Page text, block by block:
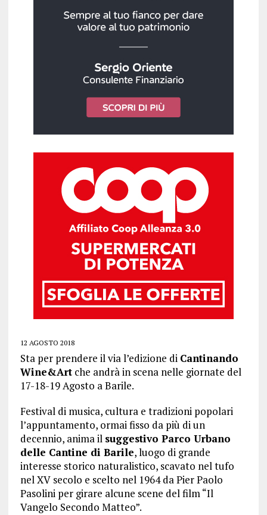
12 AGOSTO 2018
Sta per prendere il via l’edizione di Cantinando
Wine&Artche andrà in scena nelle giornate del
17-18-19 Agosto a Barile.
Festival di musica, cultura e tradizioni popolari
l’appuntamento, ormai fisso da più di un
decennio, anima il suggestivo Parco Urbano
delle Cantine di Barile, luogo di grande
interesse storico naturalistico, scavato nel tufo
nel XV secolo e scelto nel 1964 da Pier Paolo
Pasolini per girare alcune scene del film “Il
Vangelo Secondo Matteo”.